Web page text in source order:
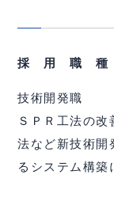
採 用 職 種
技術開発職
ＳＰＲ工法の
法など新技術開
るシステム構築